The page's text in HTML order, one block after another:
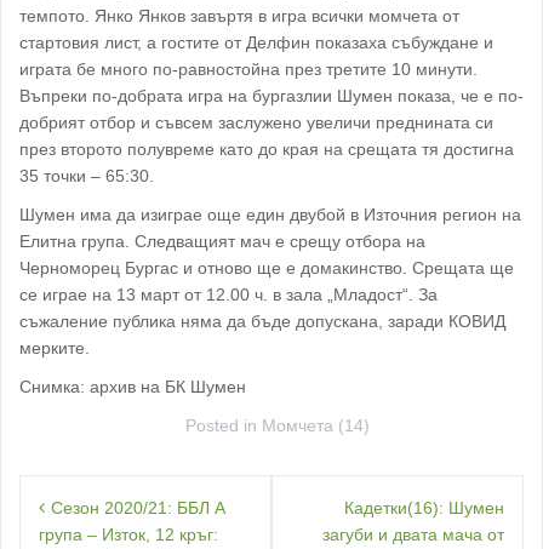
темпото. Янко Янков завъртя в игра всички момчета от
стартовия лист, а гостите от Делфин показаха събуждане и
играта бе много по-равностойна през третите 10 минути.
Въпреки по-добрата игра на бургазлии Шумен показа, че е по-
добрият отбор и съвсем заслужено увеличи преднината си
през второто полувреме като до края на срещата тя достигна
35 точки – 65:30.
Шумен има да изиграе още един двубой в Източния регион на
Елитна група. Следващият мач е срещу отбора на
Черноморец Бургас и отново ще е домакинство. Срещата ще
се играе на 13 март от 12.00 ч. в зала „Младост“. За
съжаление публика няма да бъде допускана, заради КОВИД
мерките.
Снимка: архив на БК Шумен
Posted in Момчета (14)
Навигация
Сезон 2020/21: ББЛ А
група – Изток, 12 кръг:
Кадетки(16): Шумен
загуби и двата мача от